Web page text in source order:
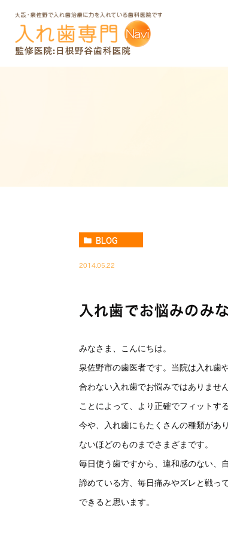
BLOG
2014.05.22
入れ歯でお悩みのみ
みなさま、こんにちは。
泉佐野市の歯医者です。当院は入れ歯
合わない入れ歯でお悩みではありませ
ことによって、より正確でフィットす
今や、入れ歯にもたくさんの種類があ
ないほどのものまでさまざまです。
毎日使う歯ですから、違和感のない、
諦めている方、毎日痛みやズレと戦っ
できると思います。